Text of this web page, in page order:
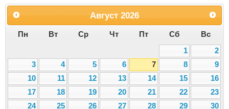
Август 2026
Пн Вт Ср Чт Пт Сб
Вс
1
2
3
4 5 6 7 8
9
10
11 12 13 14 15
16
17
18 19 20 21 22
23
24
25 26 27 28 29
30